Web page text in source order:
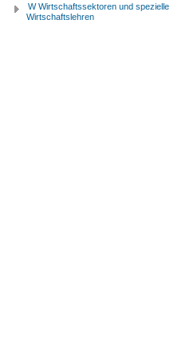
W Wirtschaftssektoren und spezielle
Wirtschaftslehren